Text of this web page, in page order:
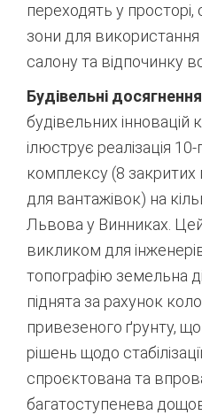
переходять у просторі,
зони для використання
салону та відпочинку
Будівельні
будівельних інновацій
ілюструє реалізація
комплексу (8 закритих
для вантажівок) на
Львова у Винниках.
викликом для
топографію земельна
піднята за рахунок
привезеного ґрунту,
рішень щодо
спроєктована та
багатоступенева